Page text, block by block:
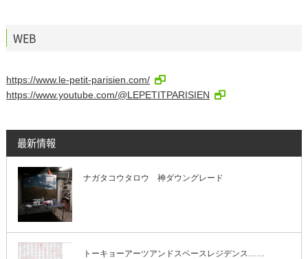
WEB
https://www.le-petit-parisien.com/
https://www.youtube.com/@LEPETITPARISIEN
最新情報
ナガタコウタロウ 神ダウングレード
トーキョーアーツアンドスペースレジデンス……